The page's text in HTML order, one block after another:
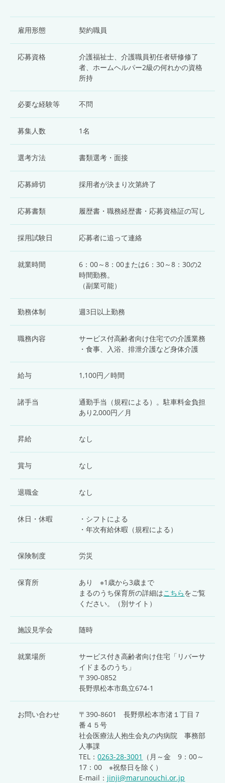
雇用形態 契約職員
応募資格
介護福祉士、介護職員初任者研修修了
者、ホームヘルパー2級の何れかの資格
所持
必要な経験等 不問
募集人数 1名
選考方法 書類選考・面接
応募締切 採用者が決まり次第終了
応募書類 履歴書・職務経歴書・応募資格証の写し
採用試験日 応募者に追って連絡
就業時間
6：00～8：00または6：30～8：30の2
時間勤務。
（副業可能）
勤務体制 週3日以上勤務
職務内容
サービス付高齢者向け住宅での介護業務
・食事、入浴、排泄介護など身体介護
給与 1,100円／時間
諸手当
通勤手当（規程による）。駐車料金負担
あり2,000円／月
昇給 なし
賞与 なし
退職金 なし
休日・休暇
・シフトによる
・年次有給休暇（規程による）
保険制度 労災
保育所
あり ※1歳から3歳まで
まるのうち保育所の詳細はこちらをご覧
ください。（別サイト）
施設見学会 随時
就業場所
サービス付き高齢者向け住宅「リバーサ
イドまるのうち」
〒390-0852
長野県松本市島立674-1
お問い合わせ
〒390-8601 長野県松本市渚１丁目７
番４５号
社会医療法人抱生会丸の内病院 事務部
人事課
TEL：0263-28-3001
（月～金 9：00～
17：00 ※祝祭日を除く）
E-mail： jinji@marunouchi.or.jp